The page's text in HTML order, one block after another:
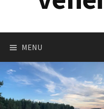
MENU